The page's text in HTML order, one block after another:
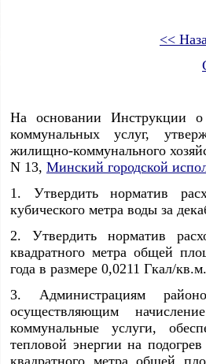
<<
На основании Инструкции
коммунальных услуг,
жилищно-коммунального
N 13, Минский городской
1. Утвердить норматив
кубического метра воды за
2. Утвердить норматив
квадратного метра общей
года в размере 0,0211 Гкал/кв.м.
3. Администрациям
осуществляющим
коммунальные услуги,
тепловой энергии на
квадратного метра общей